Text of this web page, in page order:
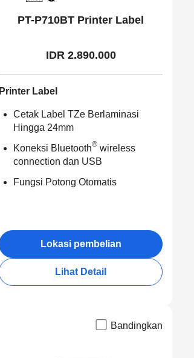
PT-P710BT Printer Label
IDR 2.890.000
Printer Label
Cetak Label TZe Berlaminasi
Hingga 24mm
Koneksi Bluetooth® wireless
connection dan USB
Fungsi Potong Otomatis
Lokasi pembelian
Lihat Detail
Bandingkan